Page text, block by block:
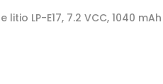
LP-E17, 7.2 VCC, 1040 mAh